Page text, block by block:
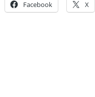
Facebook X